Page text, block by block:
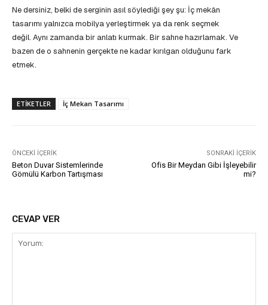
Ne dersiniz, belki de serginin asıl söylediği şey şu: İç mekân
tasarımı yalnızca mobilya yerleştirmek ya da renk seçmek
değil. Aynı zamanda bir anlatı kurmak. Bir sahne hazırlamak. Ve
bazen de o sahnenin gerçekte ne kadar kırılgan olduğunu fark
etmek.
ETIKETLER İç Mekan Tasarımı
ÖNCEKI İÇERIK
Beton Duvar Sistemlerinde
Gömülü Karbon Tartışması
SONRAKI İÇERIK
Ofis Bir Meydan Gibi İşleyebilir
mi?
CEVAP VER